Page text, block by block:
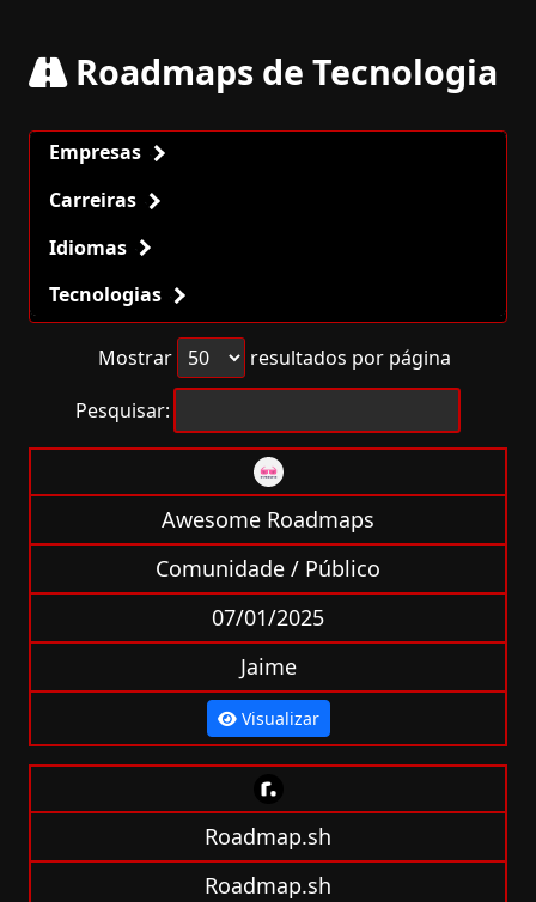
Roadmaps de Tecnologia
Empresas
Carreiras
Idiomas
Tecnologias
Mostrar
resultados por página
Pesquisar:
Awesome Roadmaps
Comunidade / Público
07/01/2025
Jaime
Visualizar
Roadmap.sh
Roadmap.sh